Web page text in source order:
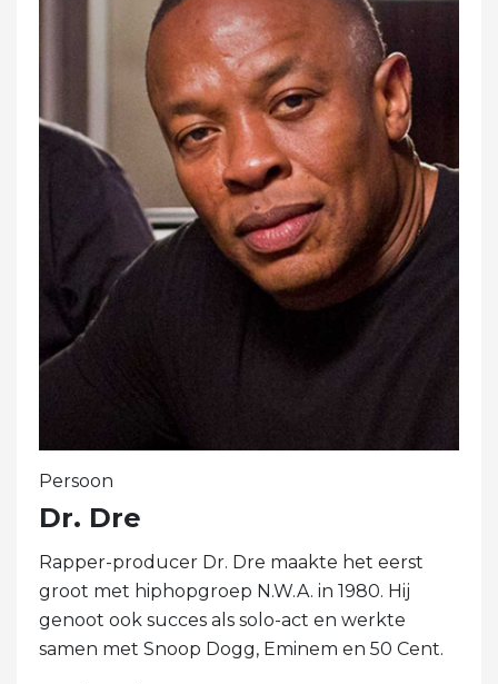
Persoon
Dr. Dre
Rapper-producer Dr. Dre maakte het eerst
groot met hiphopgroep N.W.A. in 1980. Hij
genoot ook succes als solo-act en werkte
samen met Snoop Dogg, Eminem en 50 Cent.